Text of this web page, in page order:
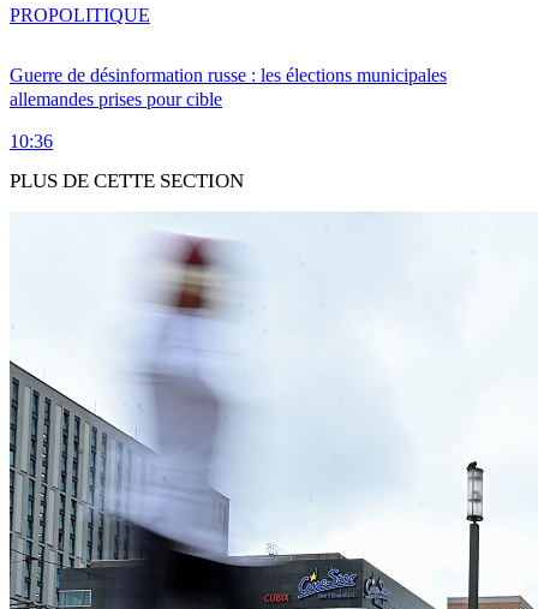
Guerre de désinformation russe : les élections municipales
allemandes prises pour cible
10:36
PROPOLITIQUE
PLUS DE CETTE SECTION